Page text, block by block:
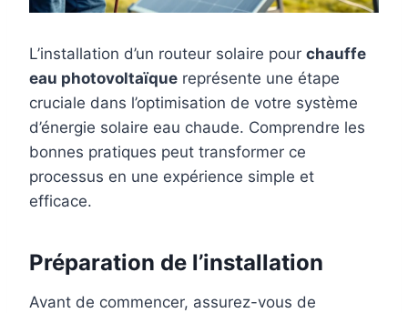
L’installation d’un routeur solaire pour chauffe
eau photovoltaïque représente une étape
cruciale dans l’optimisation de votre système
d’énergie solaire eau chaude. Comprendre les
bonnes pratiques peut transformer ce
processus en une expérience simple et
efficace.
Préparation de l’installation
Avant de commencer, assurez-vous de